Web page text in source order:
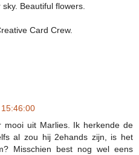
Beautiful flowers.
Card Crew.
mooi uit Marlies. Ik herkende de
al zou hij 2ehands zijn, is het
Misschien best nog wel eens